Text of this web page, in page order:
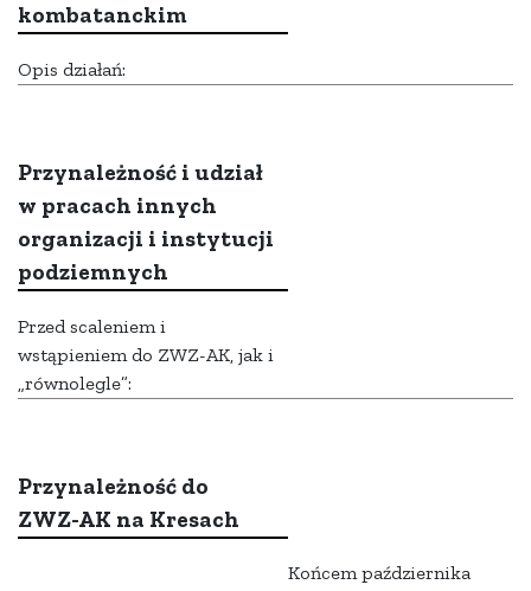
kombatanckim
Opis działań:
Przynależność i udział
w pracach innych
organizacji i instytucji
podziemnych
Przed scaleniem i
wstąpieniem do ZWZ-AK, jak i
„równolegle”:
Przynależność do
ZWZ-AK na Kresach
Końcem października